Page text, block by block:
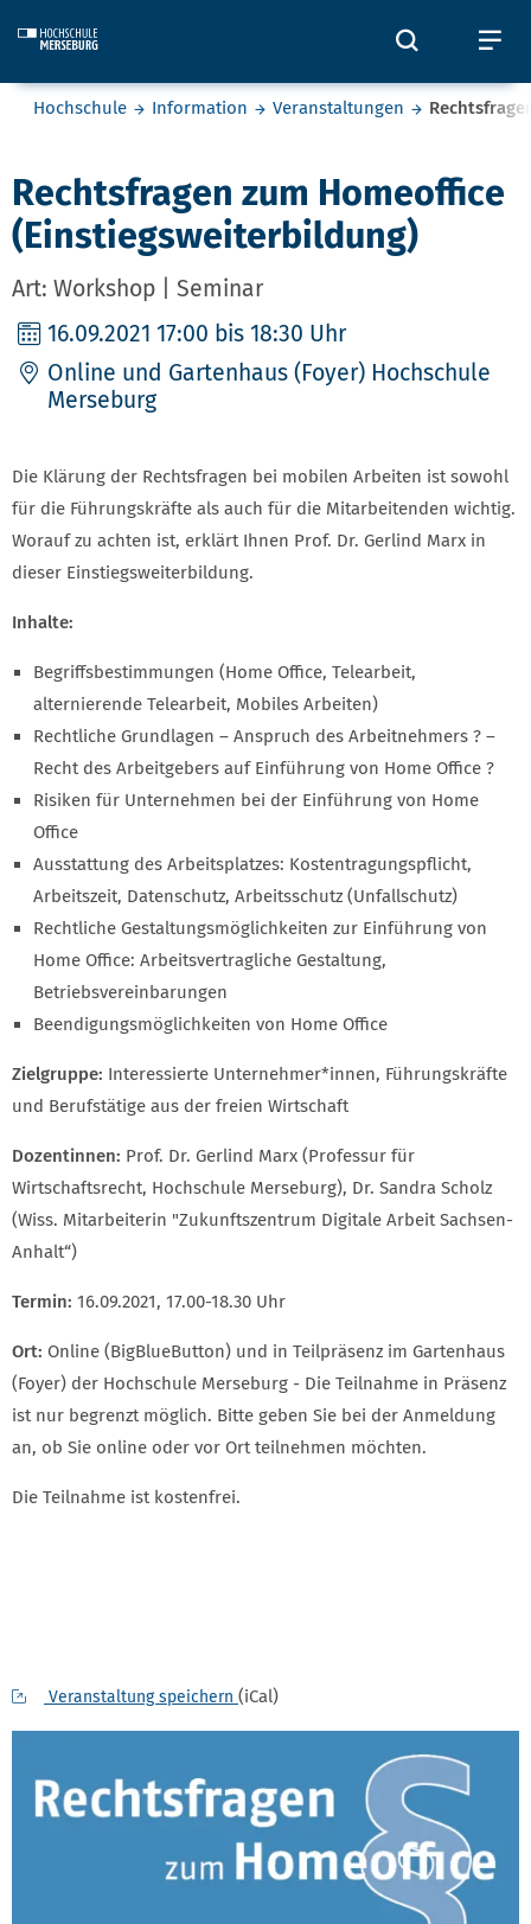
Öffnet
Sie befinden sich hier:
Hochschule Information Veranstaltungen
Rechtsfragen zum Homeoffice
(Einstiegsweiterbildung)
Art: Workshop | Seminar
16.09.2021 17:00 bis 18:30 Uhr
Online und Gartenhaus (Foyer) Hochschule
Merseburg
Die Klärung der Rechtsfragen bei mobilen Arbeiten ist sowohl
für die Führungskräfte als auch für die Mitarbeitenden wichtig.
Worauf zu achten ist, erklärt Ihnen Prof. Dr. Gerlind Marx in
dieser Einstiegsweiterbildung.
Inhalte:
Begriffsbestimmungen (Home Office, Telearbeit,
alternierende Telearbeit, Mobiles Arbeiten)
Rechtliche Grundlagen – Anspruch des Arbeitnehmers ? –
Recht des Arbeitgebers auf Einführung von Home Office ?
Risiken für Unternehmen bei der Einführung von Home
Office
Ausstattung des Arbeitsplatzes: Kostentragungspflicht,
Arbeitszeit, Datenschutz, Arbeitsschutz (Unfallschutz)
Rechtliche Gestaltungsmöglichkeiten zur Einführung von
Home Office: Arbeitsvertragliche Gestaltung,
Betriebsvereinbarungen
Beendigungsmöglichkeiten von Home Office
Zielgruppe: Interessierte Unternehmer*innen, Führungskräfte
und Berufstätige aus der freien Wirtschaft
Dozentinnen: Prof. Dr. Gerlind Marx (Professur für
Wirtschaftsrecht, Hochschule Merseburg), Dr. Sandra Scholz
(Wiss. Mitarbeiterin "Zukunftszentrum Digitale Arbeit Sachsen-
Anhalt“)
Termin: 16.09.2021, 17.00-18.30 Uhr
Ort: Online (BigBlueButton) und in Teilpräsenz im Gartenhaus
(Foyer) der Hochschule Merseburg - Die Teilnahme in Präsenz
ist nur begrenzt möglich. Bitte geben Sie bei der Anmeldung
an, ob Sie online oder vor Ort teilnehmen möchten.
Die Teilnahme ist kostenfrei.
Veranstaltung speichern (iCal)